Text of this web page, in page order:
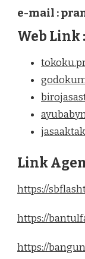
e-mail :
Web Link :
Link
https://
https://
https://